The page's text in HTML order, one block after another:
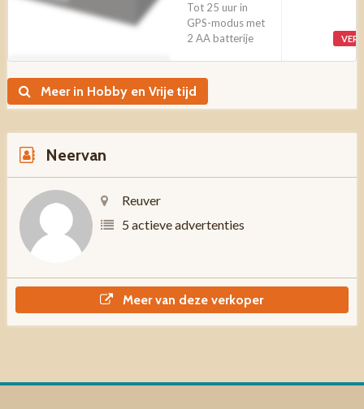
Tot 25 uur in
GPS-modus met
2 AA batterije
Meer in Hobby en Vrije tijd
Neervan
Reuver
5 actieve advertenties
Meer van deze verkoper